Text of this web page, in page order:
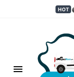
HOT